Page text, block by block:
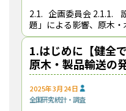
2.1. 企画委員会 2.1.1. 設置の目的 「物流の2024年問
題」による影響、原木
けて、原
1.はじめに【健全
原木・製品輸送の
て】
2025年3月24日
全国研究統計・調査